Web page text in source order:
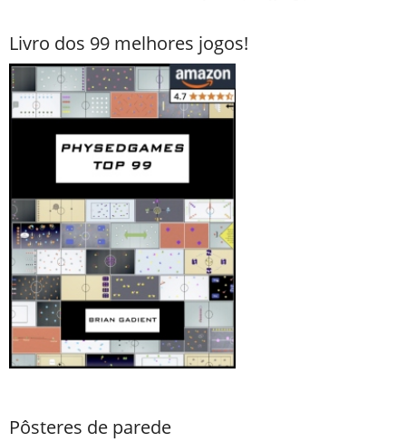
Livro dos 99 melhores jogos!
Pôsteres de parede